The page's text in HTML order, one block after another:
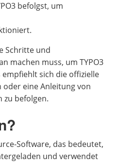
befolgst, um
Schritte und
machen muss, um TYPO3
sich die offizielle
eine Anleitung von
zu befolgen.
Software, das bedeutet,
und verwendet